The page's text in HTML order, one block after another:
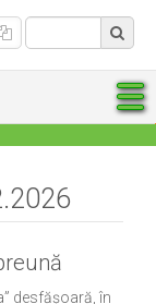
desfășoară, în